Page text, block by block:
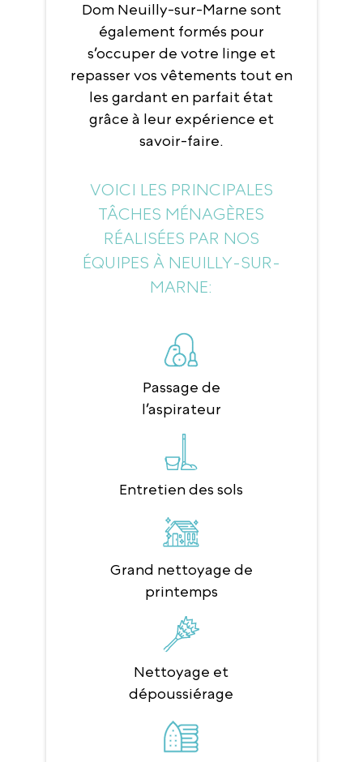
Dom Neuilly-sur-Marne sont
également formés pour
s’occuper de votre linge et
repasser vos vêtements tout en
les gardant en parfait état
grâce à leur expérience et
savoir-faire.
VOICI LES PRINCIPALES
TÂCHES MÉNAGÈRES
RÉALISÉES PAR NOS
ÉQUIPES À NEUILLY-SUR-
MARNE:
Passage de
l’aspirateur
Entretien des sols
Grand nettoyage de
printemps
Nettoyage et
dépoussiérage